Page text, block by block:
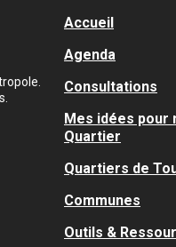
Accueil
Agenda
Consultations
Mes idées pour
Quartier
Quartiers de
Communes
Outils &